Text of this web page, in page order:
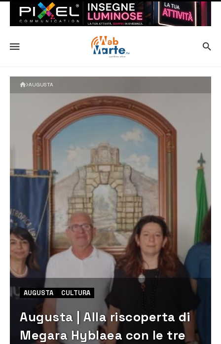
AUGUSTA
AUGUSTA CULTURA
Augusta | Alla riscoperta di
Megara Hyblaea con le tre